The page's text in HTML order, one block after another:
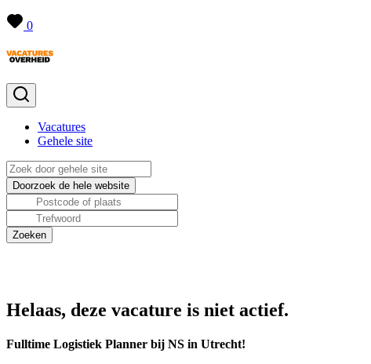
0
Vacatures
Gehele site
Helaas, deze vacature is niet actief.
Fulltime Logistiek Planner bij NS in Utrecht!